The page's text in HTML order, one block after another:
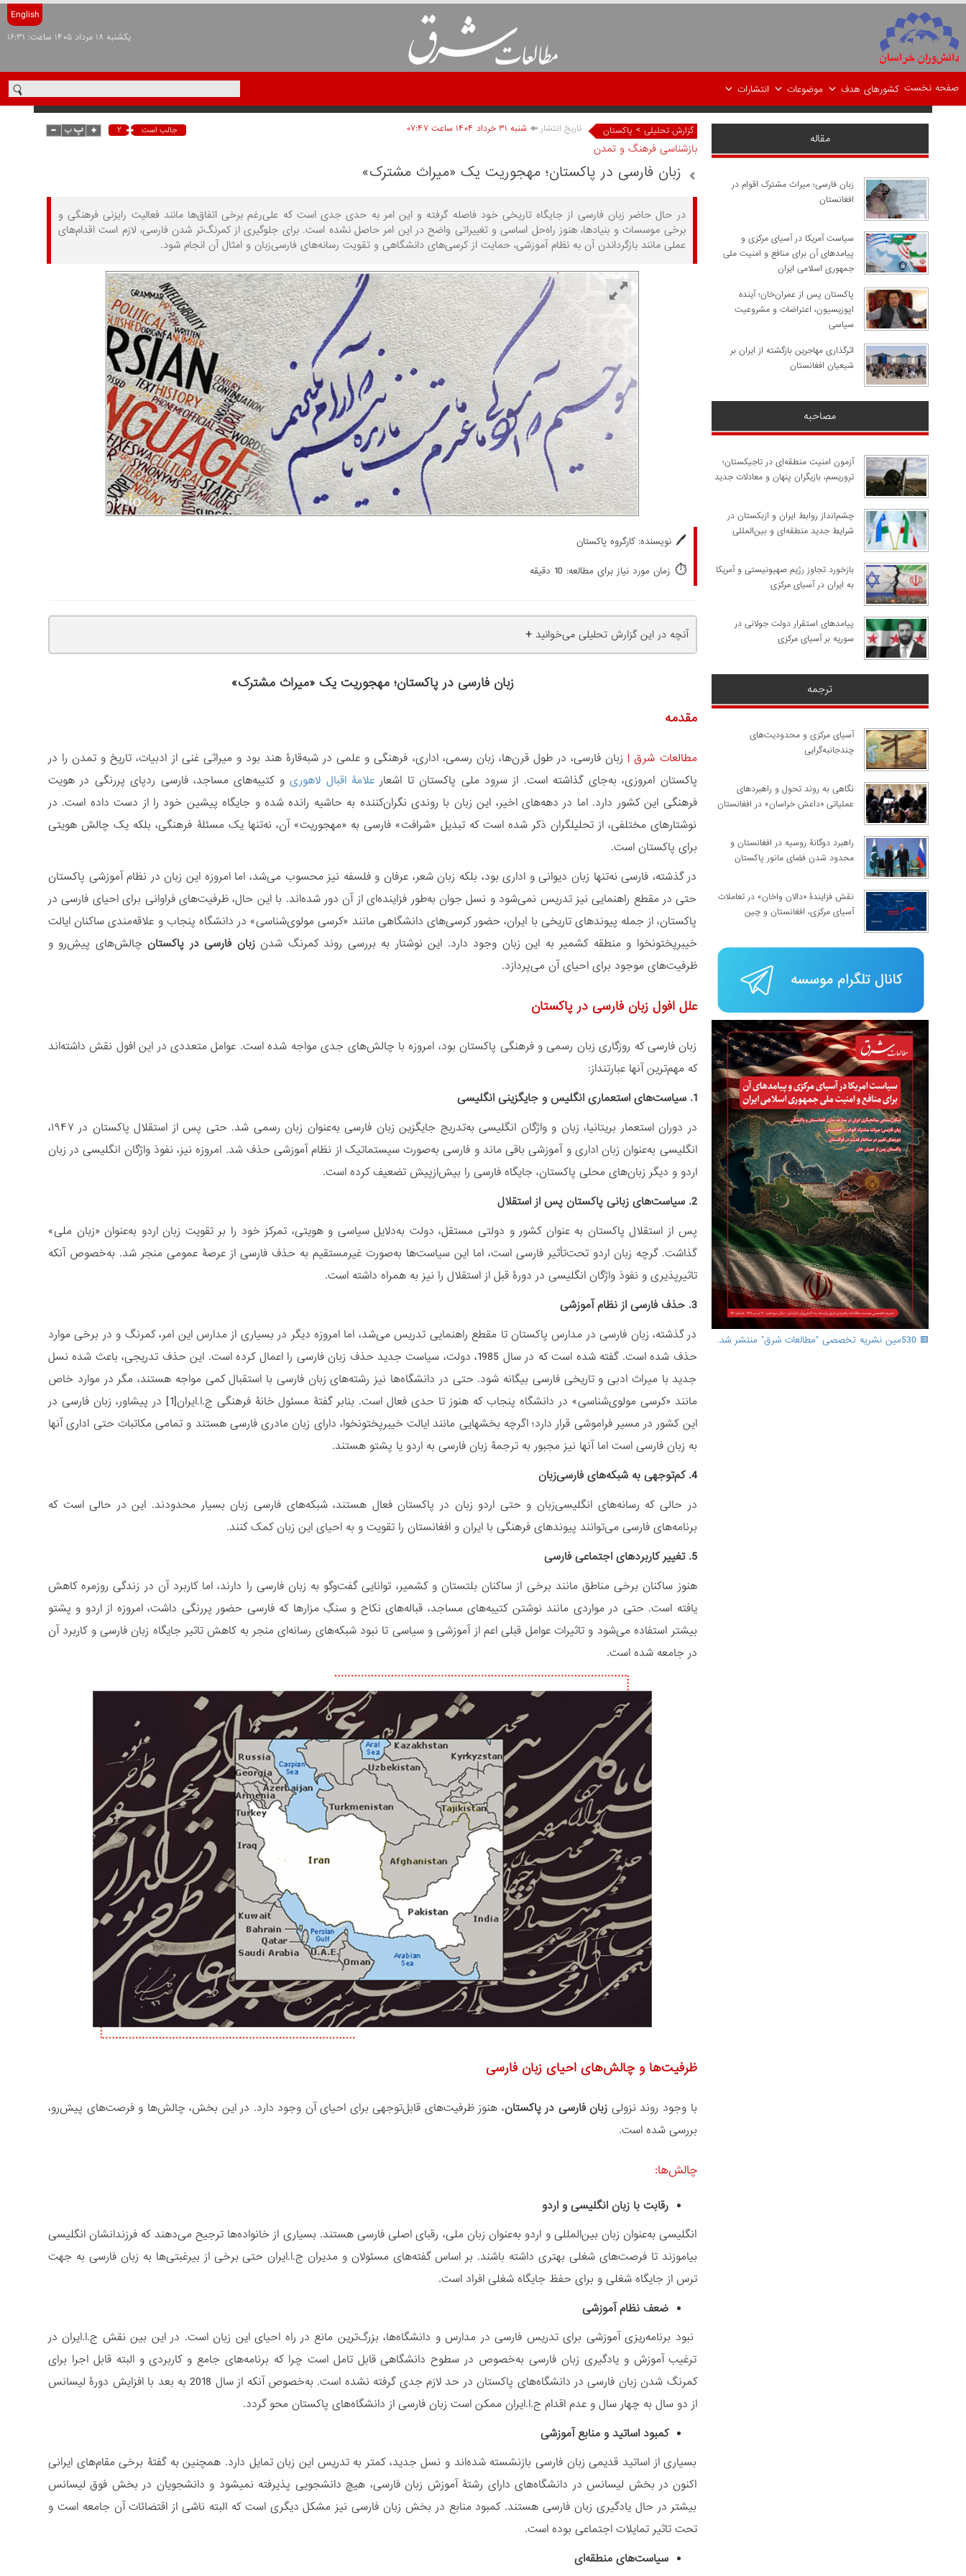
English
يکشنبه ۱۸ مرداد ۱۴۰۵ ساعت: ۱۶:۳۱
صفحه نخست کشورهای هدف موضوعات انتشارات
گزارش تحلیلی > پاکستان تاریخ انتشار شنبه ۳۱ خرداد ۱۴۰۴ ساعت ۰۷:۴۷ جالب است ۲
بازشناسی فرهنگ و تمدن
زبان فارسی در پاکستان؛ مهجوریت یک «میراث مشترک»
در حال حاضر زبان فارسی از جایگاه تاریخی خود فاصله گرفته و این امر به حدی جدی است که علی‌رغم برخی اتفاق‌ها مانند فعالیت رایزنی فرهنگی و
برخی موسسات و بنیادها، هنوز راه‌حل اساسی و تغییراتی واضح در این امر حاصل نشده است. برای جلوگیری از کمرنگ‌تر شدن فارسی، لازم است اقدام‌های
عملی مانند بازگرداندن آن به نظام آموزشی، حمایت از کرسی‌های دانشگاهی و تقویت رسانه‌های فارسی‌زبان و امثال آن انجام شود.
🖊️نویسنده: کارگروه پاکستان
⏱️ زمان مورد نیاز برای مطالعه: 10 دقیقه
آنچه در این گزارش تحلیلی می‌خوانید+
زبان فارسی در پاکستان؛ مهجوریت یک «میراث مشترک»
مقدمه
مطالعات شرق| زبان فارسی، در طول قرن‌ها، زبان رسمی، اداری، فرهنگی و علمی در شبه‌قارۀ­ هند بود و میراثی غنی از ادبیات، تاریخ و تمدن را در
پاکستان امروزی، به‌جای گذاشته است. از سرود ملی پاکستان تا اشعار علامۀ اقبال لاهوریو کتیبه‌های مساجد، فارسی ردپای پررنگی در هویت
فرهنگی این کشور دارد. اما در دهه‌های اخیر، این زبان با روندی نگران‌کننده به حاشیه رانده شده و جایگاه پیشین خود را از دست داده است. در
نوشتارهای مختلفی، از تحلیلگران ذکر شده است که تبدیل «شرافت» فارسی به «مهجوریت» آن، نه‌تنها یک مسئلۀ فرهنگی، بلکه یک چالش هویتی
برای پاکستان است.
در گذشته، فارسی نه‌تنها زبان دیوانی و اداری بود، بلکه زبان شعر، عرفان و فلسفه نیز محسوب می‌شد، اما امروزه این زبان در نظام آموزشی پاکستان
حتی در مقطع راهنمایی نیز تدریس نمی‌شود و نسل جوان به‌طور فزاینده‌ای از آن دور شده‌اند. با این حال، ظرفیت‌های فراوانی برای احیای فارسی در
پاکستان، از جمله پیوندهای تاریخی با ایران، حضور کرسی‌های دانشگاهی مانند «کرسی مولوی‌شناسی» در دانشگاه پنجاب و علاقه‌مندی ساکنان ایالت
خیبرپختونخوا و منطقه کشمیر به این زبان وجود دارد. این نوشتار به بررسی روند کمرنگ شدنزبان فارسی در پاکستان چالش‌های پیشِ‌رو و
ظرفیت‌های موجود برای احیای آن می‌پردازد.
علل افول زبان فارسی در پاکستان
زبان فارسی که روزگاری زبان رسمی و فرهنگی پاکستان بود، امروزه با چالش‌های جدی مواجه شده است. عوامل متعددی در این افول نقش داشته‌اند
که مهم‌ترین آنها عبارتنداز:
1. سیاست‌های استعماری انگلیس و جایگزینی انگلیسی
در دوران استعمار بریتانیا، زبان و واژگان انگلیسی به‌تدریج جایگزین زبان فارسی به‌عنوان زبان رسمی شد. حتی پس از استقلال پاکستان در ۱۹۴۷،
انگلیسی به‌عنوان زبان اداری و آموزشی باقی ماند و فارسی به‌صورت سیستماتیک از نظام آموزشی حذف شد. امروزه نیز، نفوذ واژگان انگلیسی در زبان
اردو و دیگر زبان‌های محلی پاکستان، جایگاه فارسی را بیش‌ازپیش تضعیف کرده است.
2. سیاست‌های زبانی پاکستان پس از استقلال
پس از استقلال پاکستان به عنوان کشور و دولتی مستقل، دولت به‌دلایل سیاسی و هویتی، تمرکز خود را بر تقویت زبان اردو به‌عنوان «زبان ملی»
گذاشت. گرچه زبان اردو تحت‌تأثیر فارسی است، اما این سیاست‌ها به‌صورت غیرمستقیم به حذف فارسی از عرصۀ عمومی منجر شد. به‌خصوص آنکه
تاثیرپذیری و نفوذ واژگان انگلیسی در دورۀ قبل از استقلال را نیز به همراه داشته است.
3. حذف فارسی از نظام آموزشی
در گذشته، زبان فارسی در مدارس پاکستان تا مقطع راهنمایی تدریس می‌شد، اما امروزه دیگر در بسیاری از مدارس این امر، کمرنگ و در برخی موارد
حذف شده است. گفته شده است که در سال 1985، دولت، سیاست جدید حذف زبان فارسی را اعمال کرده است. این حذف تدریجی، باعث شده نسل
جدید با میراث ادبی و تاریخی فارسی بیگانه شود. حتی در دانشگاه‌ها نیز رشته‌های زبان فارسی با استقبال کمی مواجه هستند، مگر در موارد خاص
مانند «کرسی مولوی‌شناسی» در دانشگاه پنجاب که هنوز تا حدی فعال است. بنابر گفتۀ مسئول خانۀ فرهنگی ج.ا.ایران[1] در پیشاور، زبان فارسی در
این کشور در مسیر فراموشی قرار دارد؛ اگرچه بخش­هایی مانند ایالت خیبرپختونخوا، دارای زبان مادری فارسی هستند و تمامی مکاتبات حتی اداری آنها
به زبان فارسی است اما آنها نیز مجبور به ترجمۀ زبان فارسی به اردو یا پشتو هستند.
4. کم‌توجهی به شبکه‌های فارسی‌زبان
در حالی که رسانه‌های انگلیسی‌زبان و حتی اردو زبان در پاکستان فعال هستند، شبکه‌های فارسی ‌زبان بسیار محدودند. این در حالی است که
برنامه‌های فارسی می‌توانند پیوندهای فرهنگی با ایران و افغانستان را تقویت و به احیای این زبان کمک کنند.
5. تغییر کاربردهای اجتماعی فارسی
هنوز ساکنان برخی مناطق مانند برخی از ساکنان بلتستان و کشمیر، توانایی گفت‌وگو به زبان فارسی را دارند، اما کاربرد آن در زندگی روزمره کاهش
یافته است. حتی در مواردی مانند نوشتن کتیبه‌های مساجد، قباله‌های نکاح و سنگِ ‌مزارها که فارسی حضور پررنگی داشت، امروزه از اردو و پشتو
بیشتر استفاده می‌شود و تاثیرات عوامل قبلی اعم از آموزشی و سیاسی تا نبود شبکه­‌های رسانه‌­ای منجر به کاهش تاثیر جایگاه زبان فارسی و کاربرد آن
در جامعه شده است.
ظرفیت‌ها و چالش‌های احیای زبان فارسی
با وجود روند نزولی زبان فارسی در پاکستان، هنوز ظرفیت‌های قابل‌توجهی برای احیای آن وجود دارد. در این بخش، چالش‌ها و فرصت‌های پیش‌رو،
بررسی شده است.
چالش‌ها:
رقابت با زبان انگلیسی و اردو
انگلیسی به‌عنوان زبان بین‌المللی و اردو به‌عنوان زبان ملی، رقبای اصلی فارسی هستند. بسیاری از خانواده‌ها ترجیح می‌دهند که فرزندانشان انگلیسی
بیاموزند تا فرصت‌های شغلی بهتری داشته باشند. بر اساس گفته­‌های مسئولان و مدیران ج.ا.ایران حتی برخی از بی­رغبتی­‌ها به زبان فارسی به جهت
ترس از جایگاه شغلی و برای حفظ جایگاه شغلی افراد است.
ضعف نظام آموزشی
نبود برنامه‌ریزی آموزشی برای تدریس فارسی در مدارس و دانشگاه‌ها، بزرگ‌ترین مانع در راه احیای این زبان است. در این بین نقش ج.ا.ایران در
ترغیب آموزش و یادگیری زبان فارسی به‌خصوص در سطوح دانشگاهی قابل تامل است چرا که برنامه­‌های جامع و کاربردی و البته قابل اجرا برای
کمرنگ شدن زبان فارسی در دانشگاه­‌های پاکستان در حد لازم جدی گرفته نشده است. به‌خصوص آنکه از سال 2018 به بعد با افزایش دورۀ لیسانس
از دو سال به چهار سال و عدم اقدام ج.ا.ایران ممکن است زبان فارسی از دانشگاه‌­های پاکستان محو گردد.
کمبود اساتید و منابع آموزشی
بسیاری از اساتید قدیمی زبان فارسی بازنشسته شده‌اند و نسل جدید، کمتر به تدریس این زبان تمایل دارد. همچنین به گفتۀ برخی مقام‌های ایرانی
اکنون در بخش لیسانس در دانشگاه­‌های دارای رشتۀ آموزش زبان فارسی، هیچ دانشجویی پذیرفته نمی­شود و دانشجویان در بخش فوق لیسانس
بیشتر در حال یادگیری زبان فارسی هستند. کمبود منابع در بخش زبان فارسی نیز مشکل دیگری است که البته ناشی از اقتضائات آن جامعه است و
تحت تاثیر تمایلات اجتماعی بوده است.
سیاست‌های منطقه‌ای
مقاله
زبان فارسی؛ میراث مشترک اقوام در
افغانستان
سیاست آمریکا در آسیای مرکزی و
پیامدهای آن برای منافع و امنیت ملی
جمهوری اسلامی ایران
پاکستان پس از عمران‌خان؛ آینده
اپوزیسیون، اعتراضات و مشروعیت
سیاسی
اثرگذاری مهاجرین بازگشته از ایران بر
شیعیان افغانستان
مصاحبه
آزمون امنیت منطقه‌ای در تاجیکستان؛
تروریسم، بازیگران پنهان و معادلات جدید
چشم‌انداز روابط ایران و ازبکستان در
شرایط جدید منطقه‌ای و بین‌المللی
​بازخورد تجاوز رژیم صهیونیستی و آمریکا
به ایران در آسیای مرکزی
پیامدهای استقرار دولت جولانی در
سوریه بر آسیای مرکزی
ترجمه
آسیای مرکزی و محدودیت‌های
چندجانبه‌گرایی
نگاهی به روند تحول و راهبردهای
عملیاتی «داعش خراسان» در افغانستان
راهبرد دوگانۀ روسیه در افغانستان و
محدود شدن فضای مانور پاکستان
نقش فزایندۀ «دالان واخان» در تعاملات
آسیای مرکزی، افغانستان و چین
🟥 530مین نشریه تخصصی "مطالعات شرق" منتشر شد.